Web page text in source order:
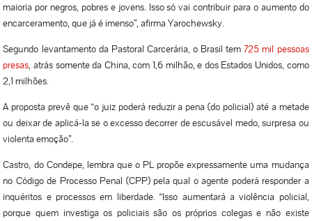
maioria por negros, pobres e jovens. Isso só vai contribuir para o aumento do
encarceramento, que já é imenso”, afirma Yarochewsky.
Segundo levantamento da Pastoral Carcerária, o Brasil tem 725 mil pessoas
presas, atrás somente da China, com 1,6 milhão, e dos Estados Unidos, como
2,1 milhões.
A proposta prevê que “o juiz poderá reduzir a pena (do policial) até a metade
ou deixar de aplicá-la se o excesso decorrer de escusável medo, surpresa ou
violenta emoção”.
Castro, do Condepe, lembra que o PL propõe expressamente uma mudança
no Código de Processo Penal (CPP) pela qual o agente poderá responder a
inquéritos e processos em liberdade. “Isso aumentará a violência policial,
porque quem investiga os policiais são os próprios colegas e não existe